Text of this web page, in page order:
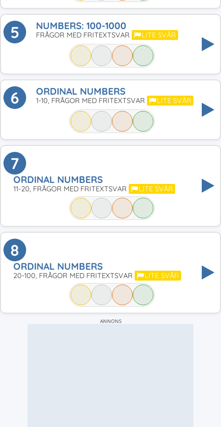
5 NUMBERS: 100-1000
FRÅGOR MED FRITEXTSVAR LITE SVÅR
6 ORDINAL NUMBERS
1-10, FRÅGOR MED FRITEXTSVAR LITE SVÅR
7
ORDINAL NUMBERS
11-20, FRÅGOR MED FRITEXTSVAR LITE SVÅR
8
ORDINAL NUMBERS
20-100, FRÅGOR MED FRITEXTSVAR LITE SVÅR
ANNONS